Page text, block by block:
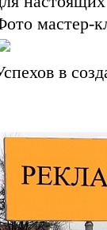
мастер-
в